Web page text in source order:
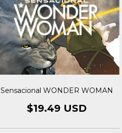
Sensacional WONDER WOMAN
$19.49 USD